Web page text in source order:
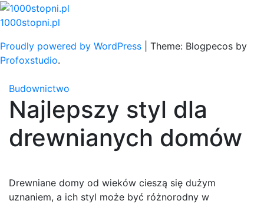
Skip
to
1000stopni.pl
Proudly powered by WordPress
Theme: Blogpecos by
Profoxstudio.
Budownictwo
Najlepszy styl dla
drewnianych domów
Drewniane domy od wieków cieszą się dużym
uznaniem, a ich styl może być różnorodny w